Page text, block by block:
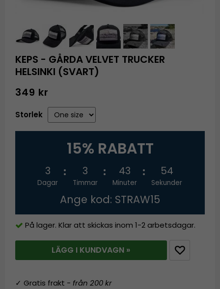
KEPS - GÅRDA VELVET TRUCKER
HELSINKI (SVART)
349 kr
Storlek
15% RABATT
3
Dagar
3
Timmar
43
Minuter
53
Sekunder
Ange kod: STRAW15
På lager. Klar att skickas inom 1-2 arbetsdagar.
LÄGG I KUNDVAGN »
✓ Gratis frakt -från 200 kr